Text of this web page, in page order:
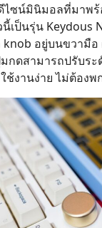
ไซน์มินิมอลที่มาพ
เป็นรุ่น Keydous
knob อยู่บนขวามือ
กดสามารถปรับระ
ช้งานง่าย ไม่ต้องพ